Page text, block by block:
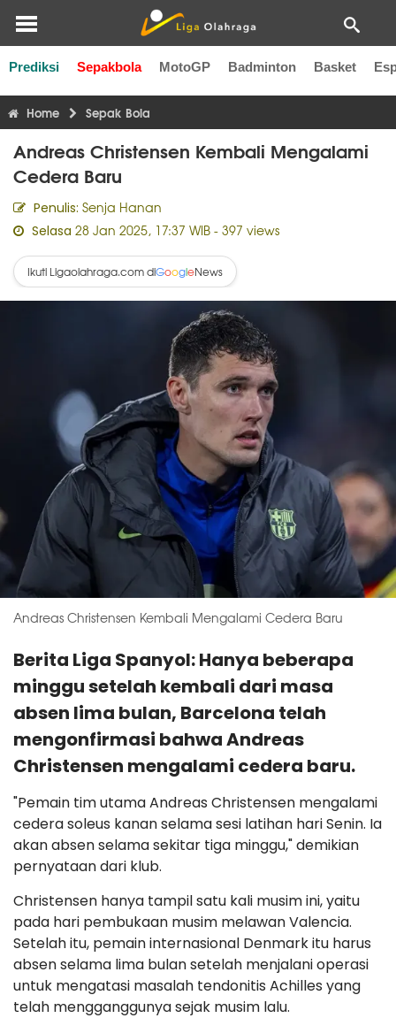
Prediksi Sepakbola MotoGP Badminton Basket
Liga Inggris Liga Italia Liga Spanyol Liga Perancis
Home Sepak Bola
Andreas Christensen Kembali Mengalami
Cedera Baru
Penulis: Senja Hanan
Selasa 28 Jan 2025, 17:37 WIB - 397 views
Ikuti Ligaolahraga.com diGoogleNews
Andreas Christensen Kembali Mengalami Cedera Baru
Berita Liga Spanyol: Hanya beberapa
minggu setelah kembali dari masa
absen lima bulan, Barcelona telah
mengonfirmasi bahwa Andreas
Christensen mengalami cedera baru.
"Pemain tim utama Andreas Christensen mengalami
cedera soleus kanan selama sesi latihan hari Senin. Ia
akan absen selama sekitar tiga minggu," demikian
pernyataan dari klub.
Christensen hanya tampil satu kali musim ini, yaitu
pada hari pembukaan musim melawan Valencia.
Setelah itu, pemain internasional Denmark itu harus
absen selama lima bulan setelah menjalani operasi
untuk mengatasi masalah tendonitis Achilles yang
telah mengganggunya sejak musim lalu.